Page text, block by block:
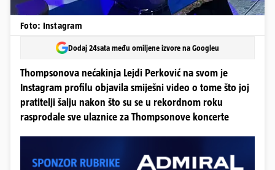
Foto: Instagram
Dodaj 24sata među omiljene izvore na Googleu
Thompsonova nećakinja Lejdi Perković na svom je
Instagram profilu objavila smiješni video o tome što joj
pratitelji šalju nakon što su se u rekordnom roku
rasprodale sve ulaznice za Thompsonove koncerte